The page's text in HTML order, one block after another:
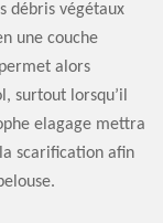
débris végétaux
une couche
alors
surtout lorsqu’il
elagage mettra
scarification afin